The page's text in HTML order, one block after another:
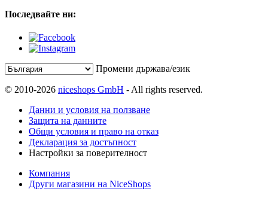
Последвайте ни:
Промени държава/език
© 2010-2026 niceshops GmbH - All rights reserved.
Данни и условия на ползване
Защита на данните
Общи условия и право на отказ
Декларация за достъпност
Настройки за поверителност
Компания
Други магазини на NiceShops